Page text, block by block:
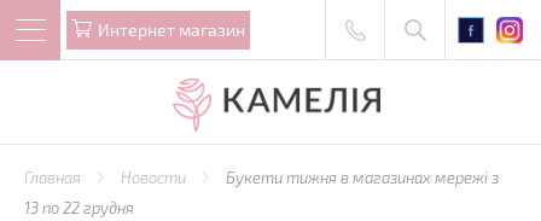
Интернет магазин
Главная Новости
Букети тижня в магазинах мережі з
13 по 22 грудня